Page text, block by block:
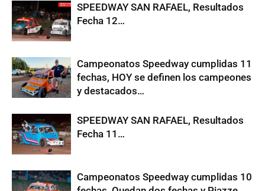
SPEEDWAY SAN RAFAEL, Resultados
Fecha 12…
Campeonatos Speedway cumplidas 11
fechas, HOY se definen los campeones
y destacados…
SPEEDWAY SAN RAFAEL, Resultados
Fecha 11…
Campeonatos Speedway cumplidas 10